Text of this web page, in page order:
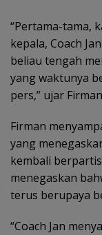
“Pertama-tama,
kepala, Coach
beliau tengah
yang waktunya
pers,” ujar
Firman
yang
kembali
menegaskan
terus berupaya
“Coach Jan